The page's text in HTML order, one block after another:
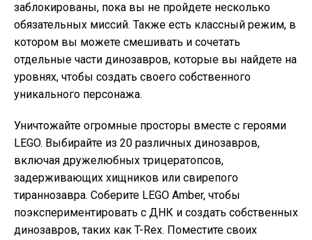
заблокированы, пока вы не пройдете несколько
обязательных миссий. Также есть классный режим, в
котором вы можете смешивать и сочетать
отдельные части динозавров, которые вы найдете на
уровнях, чтобы создать своего собственного
уникального персонажа.
Уничтожайте огромные просторы вместе с героями
LEGO. Выбирайте из 20 различных динозавров,
включая дружелюбных трицератопсов,
задерживающих хищников или свирепого
тираннозавра. Соберите LEGO Amber, чтобы
поэкспериментировать с ДНК и создать собственных
динозавров, таких как T-Rex. Поместите своих